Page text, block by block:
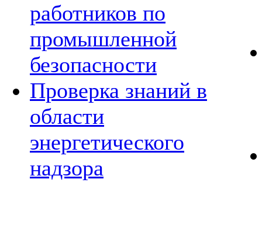
работников по
промышленной
безопасности
Проверка знаний в
области
энергетического
надзора